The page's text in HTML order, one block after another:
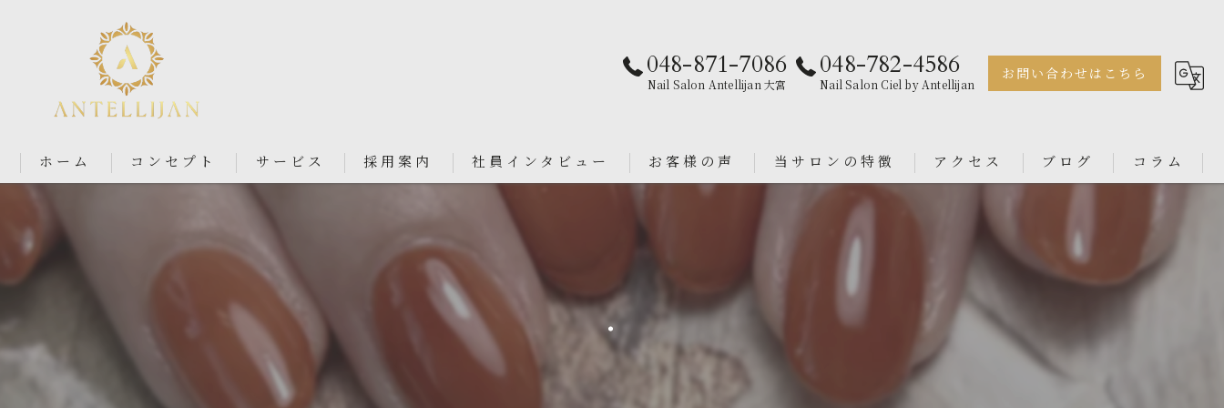
048-871-7086
Nail Salon Antellijan 大宮
048-782-4586
Nail Salon Ciel by Antellijan
お問い合わせはこちら
ホーム コンセプト サービス
Nail Salon Ciel By Antellijan
採用案内 社員インタビュー お客様の声 当サロンの特徴 アクセス
Nail Salon Ciel By Antellijan
ブログ コラム
.